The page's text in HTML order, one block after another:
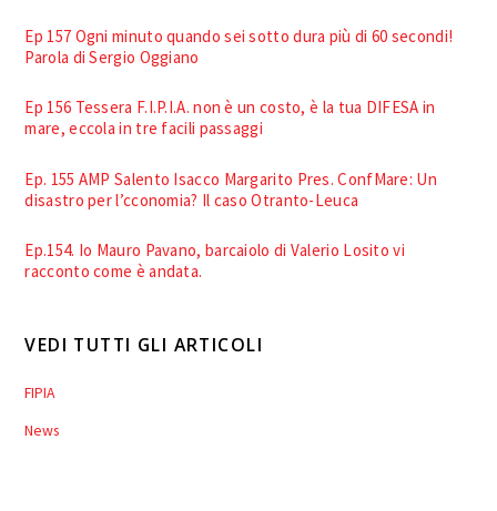
Ep 157 Ogni minuto quando sei sotto dura più di 60 secondi!
Parola di Sergio Oggiano
Ep 156 Tessera F.I.P.I.A. non è un costo, è la tua DIFESA in
mare, eccola in tre facili passaggi
Ep. 155 AMP Salento Isacco Margarito Pres. ConfMare: Un
disastro per l’cconomia? Il caso Otranto-Leuca
Ep.154. Io Mauro Pavano, barcaiolo di Valerio Losito vi
racconto come è andata.
VEDI TUTTI GLI ARTICOLI
FIPIA
News